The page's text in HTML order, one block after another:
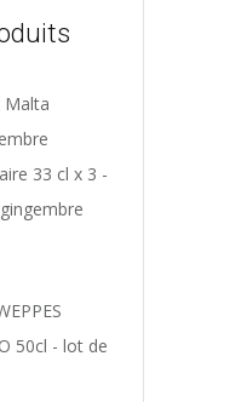
Malta
33 cl x 3 -
50cl - lot de